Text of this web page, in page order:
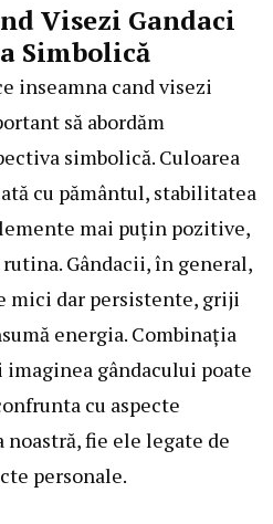
Visezi Gandaci
Simbolică
inseamna cand visezi
să abordăm
simbolică. Culoarea
cu pământul, stabilitatea
mai puțin pozitive,
Gândacii, în general,
mici dar persistente, griji
energia. Combinația
gândacului poate
cu aspecte
fie ele legate de
personale.